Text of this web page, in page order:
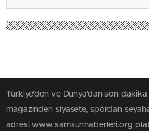
Türkiye'den ve Dünya’dan son dakika
magazinden siyasete, spordan
adresi www.samsunhaberleri.org